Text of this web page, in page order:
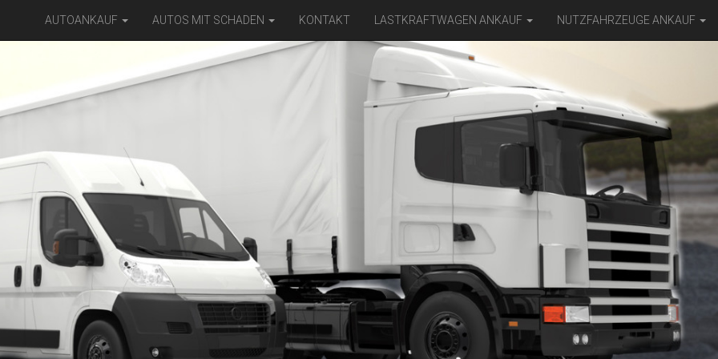
AUTOANKAUF AUTOS MIT SCHADEN KONTAKT LASTKRAFTWAGEN ANKAUF NUTZFAHRZEUGE ANKAUF